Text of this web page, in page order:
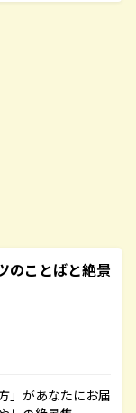
のことばと絶景
」があなたにお届